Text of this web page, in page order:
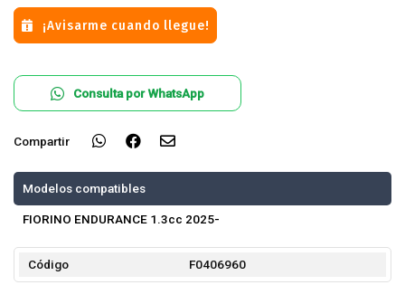
¡Avisarme cuando llegue!
Consulta por WhatsApp
Compartir
Modelos compatibles
FIORINO ENDURANCE 1.3cc 2025-
Código F0406960